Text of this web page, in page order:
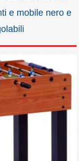
e mobile nero e